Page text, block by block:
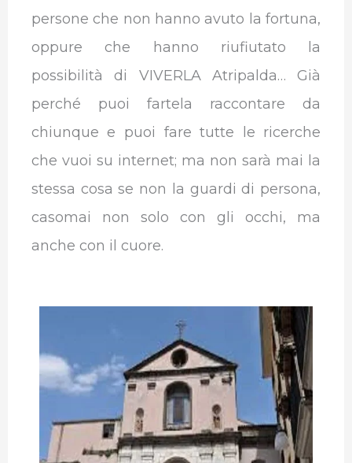
persone che non hanno avuto la fortuna,
oppure che hanno riufiutato la
possibilità di VIVERLA Atripalda… Già
perché puoi fartela raccontare da
chiunque e puoi fare tutte le ricerche
che vuoi su internet; ma non sarà mai la
stessa cosa se non la guardi di persona,
casomai non solo con gli occhi, ma
anche con il cuore.